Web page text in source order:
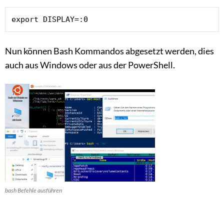
export DISPLAY=:0
Nun können Bash Kommandos abgesetzt werden, dies
auch aus Windows oder aus der PowerShell.
bash Befehle ausführen